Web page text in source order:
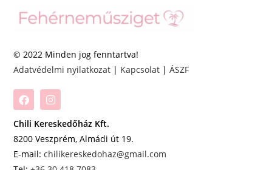
© 2022 Minden jog fenntartva!
Adatvédelmi nyilatkozat | Kapcsolat |ÁSZF
Chili Kereskedőház Kft.
8200 Veszprém, Almádi út 19.
E-mail:chilikereskedohaz@gmail.com